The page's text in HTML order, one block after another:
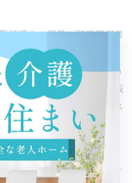
誘導や、視覚・聴覚障害者
グラムが人気です。ま
非常時のコミュニケーショ
ができます。こうした実践
ンティアにとって貴重なス
。
態が発生しやすいため、
可欠です。参加者の声とし